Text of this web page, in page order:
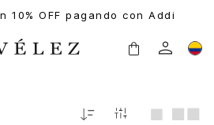
10% OFF pagando con Addi
Relevancia